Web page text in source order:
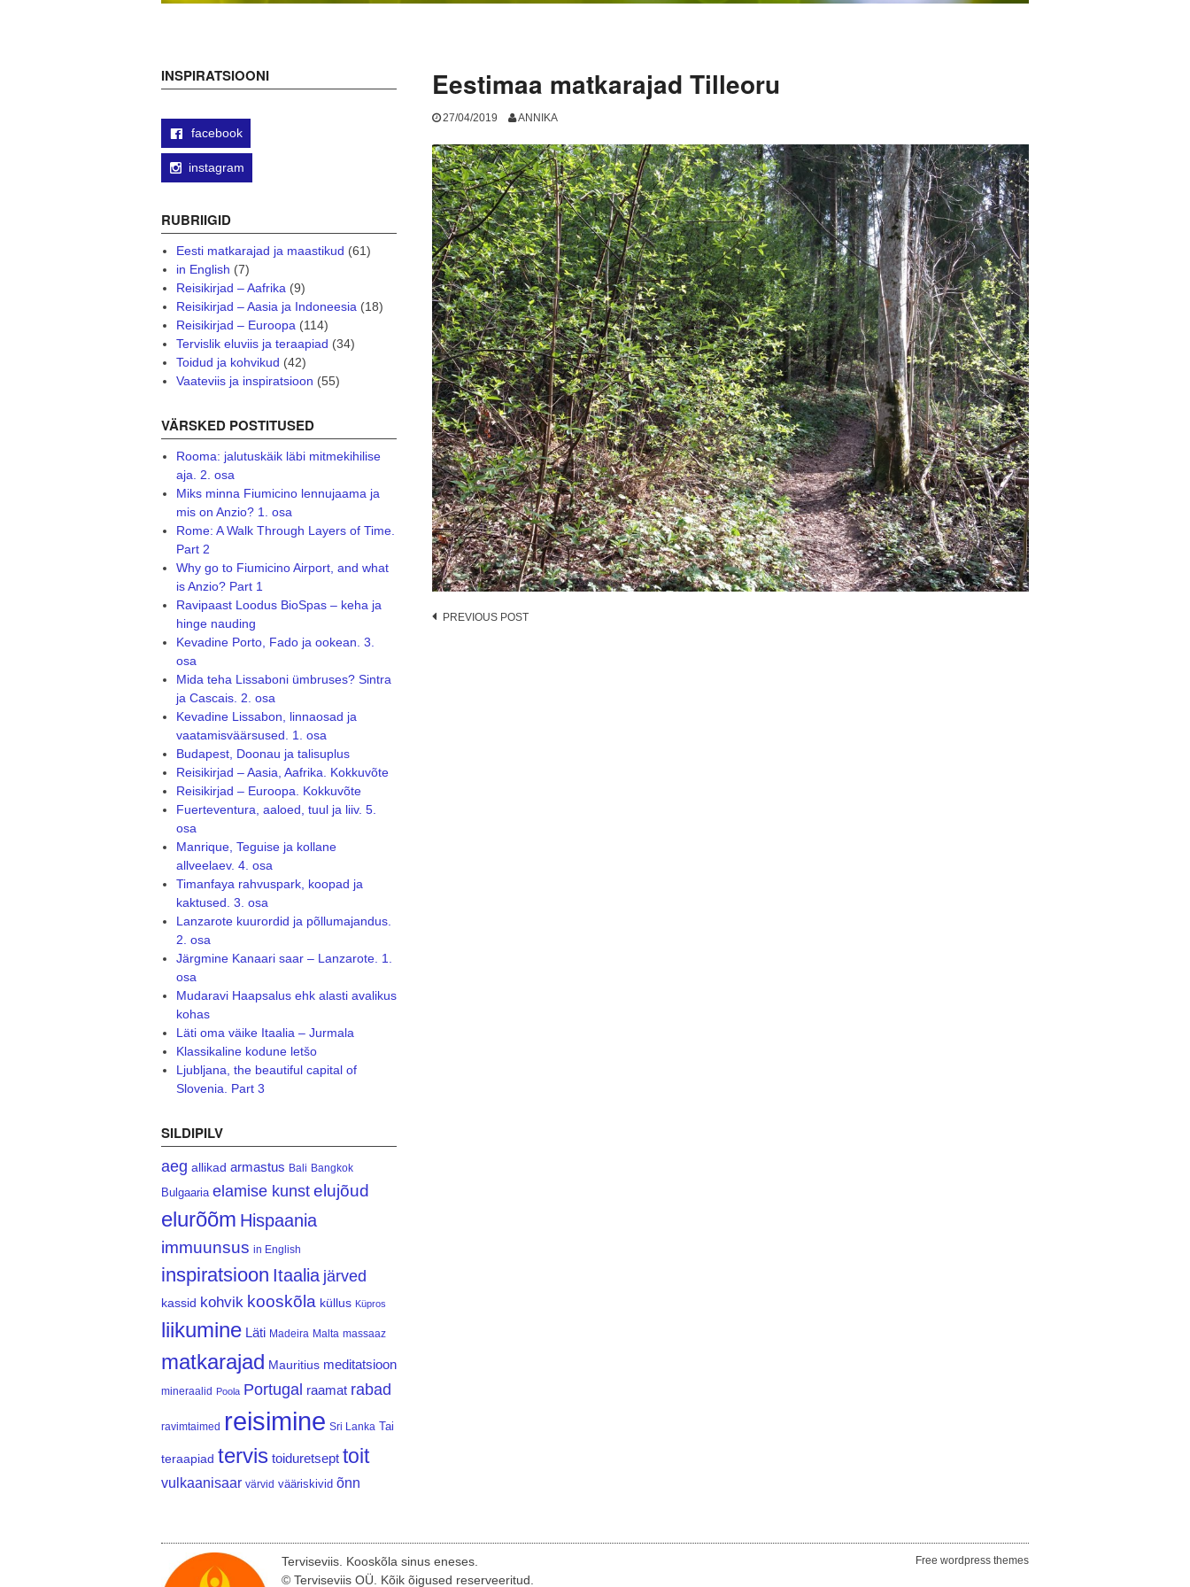
Eestimaa matkarajad Tilleoru
27/04/2019 ANNIKA
Post
PREVIOUS POST
INSPIRATSIOONI
facebook
instagram
RUBRIIGID
Eesti matkarajad ja maastikud (61)
in English (7)
Reisikirjad – Aafrika(9)
Reisikirjad – Aasia ja Indoneesia(18)
Reisikirjad – Euroopa(114)
Tervislik eluviis ja teraapiad (34)
Toidud ja kohvikud (42)
Vaateviis ja inspiratsioon (55)
VÄRSKED POSTITUSED
Rooma: jalutuskäik läbi mitmekihilise
aja. 2. osa
Miks minna Fiumicino lennujaama ja
mis on Anzio? 1. osa
Rome: A Walk Through Layers of Time.
Part 2
Why go to Fiumicino Airport, and what
is Anzio? Part 1
Ravipaast Loodus BioSpas – keha ja
hinge nauding
Kevadine Porto, Fado ja ookean. 3.
osa
Mida teha Lissaboni ümbruses? Sintra
ja Cascais. 2. osa
Kevadine Lissabon, linnaosad ja
vaatamisväärsused. 1. osa
Budapest, Doonau ja talisuplus
Reisikirjad – Aasia, Aafrika. Kokkuvõte
Reisikirjad – Euroopa. Kokkuvõte
Fuerteventura, aaloed, tuul ja liiv. 5.
osa
Manrique, Teguise ja kollane
allveelaev. 4. osa
Timanfaya rahvuspark, koopad ja
kaktused. 3. osa
Lanzarote kuurordid ja põllumajandus.
2. osa
Järgmine Kanaari saar – Lanzarote. 1.
osa
Mudaravi Haapsalus ehk alasti avalikus
kohas
Läti oma väike Itaalia – Jurmala
Klassikaline kodune letšo
Ljubljana, the beautiful capital of
Slovenia. Part 3
SILDIPILV
aeg allikad armastus Bali Bangkok
Bulgaaria elamise kunst elujõud
elurõõm Hispaania
immuunsus in English
inspiratsioon Itaalia järved
kassid kohvik kooskõla küllus Küpros
liikumine Läti Madeira Malta massaaz
matkarajad Mauritius meditatsioon
mineraalid Poola Portugal raamat rabad
ravimtaimed reisimine Sri Lanka Tai
teraapiad tervis toiduretsept toit
vulkaanisaar värvid vääriskivid õnn
Terviseviis. Kooskõla sinus eneses.
© Terviseviis OÜ. Kõik õigused reserveeritud.
Free wordpress themes